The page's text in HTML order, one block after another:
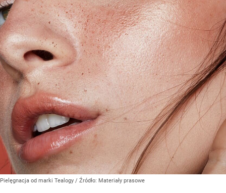
Pielęgnacja od marki Tealogy / Źródło: Materiały prasowe